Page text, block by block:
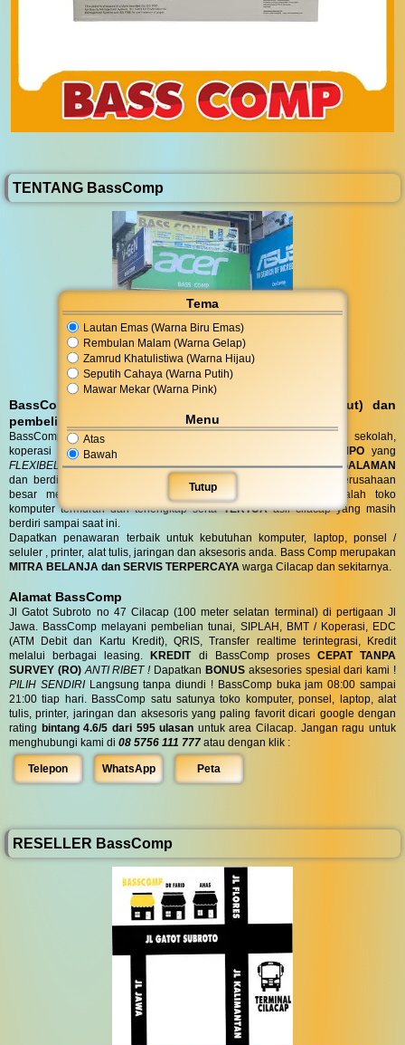
Tema
Lautan Emas (Warna Biru Emas)
Rembulan Malam (Warna Gelap)
Zamrud Khatulistiwa (Warna Hijau)
Seputih Cahaya (Warna Putih)
Mawar Mekar (Warna Pink)
Menu
Atas
Bawah
Tutup
TENTANG BassComp
BassComp melayani servis kunjungan (antar jemput) dan
pembelian DO (Delivery Order)
BassComp juga melayani servis dan penjualan untuk instansi, sekolah,
koperasi dan perusahaan dengan
TENOR PEMBAYARAN TEMPO yang
FLEXIBEL sesuai kebutuhan anda. Toko BassComp telahBERPENGALAMAN
dan berdiri selama puluhan tahun, telah banyak instansi dan perusahaan
besar mempercayai kehandalan teknisi kami. BassComp adalah toko
komputer termurah dan terlengkap sertaTERTUAasli cilacap yang masih
berdiri sampai saat ini.
Dapatkan penawaran terbaik untuk kebutuhan komputer, laptop, ponsel /
seluler , printer, alat tulis, jaringan dan aksesoris anda. Bass Comp merupakan
MITRA BELANJA dan SERVIS TERPERCAYA warga Cilacap dan sekitarnya.
Alamat BassComp
Jl Gatot Subroto no 47 Cilacap (100 meter selatan terminal) di pertigaan Jl
Jawa. BassComp melayani pembelian tunai, SIPLAH, BMT / Koperasi, EDC
(ATM Debit dan Kartu Kredit), QRIS, Transfer realtime terintegrasi, Kredit
melalui berbagai leasing.
KREDITdi BassComp proses CEPAT TANPA
SURVEY (RO) ANTI RIBET !Dapatkan BONUSaksesories spesial dari kami !
PILIH SENDIRILangsung tanpa diundi ! BassComp buka jam 08:00 sampai
21:00 tiap hari. BassComp satu satunya toko komputer, ponsel, laptop, alat
tulis, printer, jaringan dan aksesoris yang paling favorit dicari google dengan
rating bintang 4.6/5 dari 595 ulasan untuk area Cilacap. Jangan ragu untuk
menghubungi kami di 08 5756 111 777 atau dengan klik :
Telepon WhatsApp Peta
RESELLER BassComp